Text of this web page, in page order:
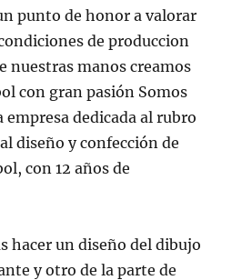
punto de honor a valorar
de produccion
nuestras manos creamos
con gran pasión Somos
empresa dedicada al rubro
diseño y confección de
con 12 años de
hacer un diseño del dibujo
y otro de la parte de